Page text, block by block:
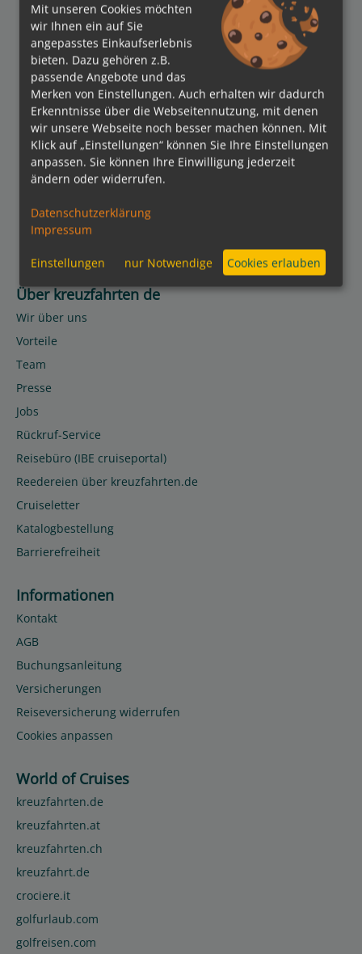
kreuzfahrten.de APP
Folgen Sie uns
Partner
Über kreuzfahrten de
Wir über uns
Vorteile
Team
Presse
Jobs
Rückruf-Service
Reisebüro (IBE cruiseportal)
Reedereien über kreuzfahrten.de
Cruiseletter
Katalogbestellung
Barrierefreiheit
Informationen
Kontakt
AGB
Buchungsanleitung
Versicherungen
Reiseversicherung widerrufen
Cookies anpassen
World of Cruises
kreuzfahrten.de
kreuzfahrten.at
kreuzfahrten.ch
kreuzfahrt.de
crociere.it
golfurlaub.com
golfreisen.com
Mit unseren Cookies möchten
wir Ihnen ein auf Sie
angepasstes Einkaufserlebnis
bieten. Dazu gehören z.B.
passende Angebote und das
Merken von Einstellungen. Auch erhalten wir dadurch
Erkenntnisse über die Webseitennutzung, mit denen
wir unsere Webseite noch besser machen können. Mit
Klick auf „Einstellungen“ können Sie Ihre Einstellungen
anpassen. Sie können Ihre Einwilligung jederzeit
ändern oder widerrufen.
Datenschutzerklärung
Impressum
Einstellungen nur Notwendige Cookies erlauben